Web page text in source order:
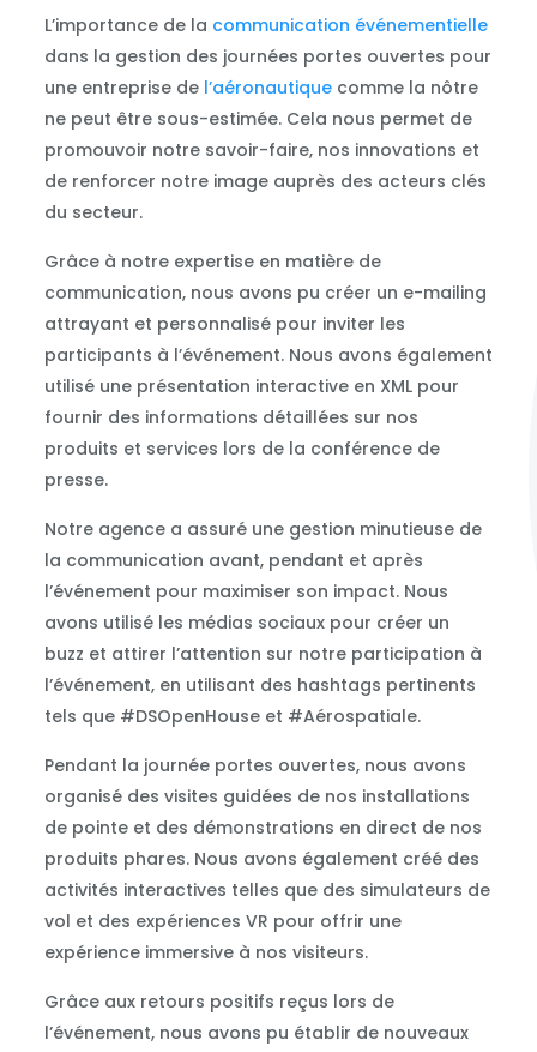
L’importance de la communication événementielle
dans la gestion des journées portes ouvertes pour
une entreprise de l’aéronautiquecomme la nôtre
ne peut être sous-estimée. Cela nous permet de
promouvoir notre savoir-faire, nos innovations et
de renforcer notre image auprès des acteurs clés
du secteur.
Grâce à notre expertise en matière de
communication, nous avons pu créer un e-mailing
attrayant et personnalisé pour inviter les
participants à l’événement. Nous avons également
utilisé une présentation interactive en XML pour
fournir des informations détaillées sur nos
produits et services lors de la conférence de
presse.
Notre agence a assuré une gestion minutieuse de
la communication avant, pendant et après
l’événement pour maximiser son impact. Nous
avons utilisé les médias sociaux pour créer un
buzz et attirer l’attention sur notre participation à
l’événement, en utilisant des hashtags pertinents
tels que #DSOpenHouse et #Aérospatiale.
Pendant la journée portes ouvertes, nous avons
organisé des visites guidées de nos installations
de pointe et des démonstrations en direct de nos
produits phares. Nous avons également créé des
activités interactives telles que des simulateurs de
vol et des expériences VR pour offrir une
expérience immersive à nos visiteurs.
Grâce aux retours positifs reçus lors de
l’événement, nous avons pu établir de nouveaux